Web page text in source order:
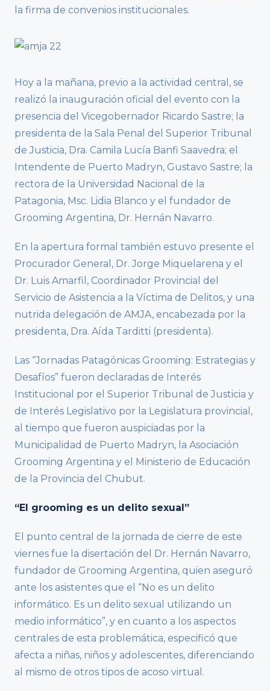
la firma de convenios institucionales.
Hoy a la mañana, previo a la actividad central, se
realizó la inauguración oficial del evento con la
presencia del Vicegobernador Ricardo Sastre; la
presidenta de la Sala Penal del Superior Tribunal
de Justicia, Dra. Camila Lucía Banfi Saavedra; el
Intendente de Puerto Madryn, Gustavo Sastre; la
rectora de la Universidad Nacional de la
Patagonia, Msc. Lidia Blanco y el fundador de
Grooming Argentina, Dr. Hernán Navarro.
En la apertura formal también estuvo presente el
Procurador General, Dr. Jorge Miquelarena y el
Dr. Luis Amarfil, Coordinador Provincial del
Servicio de Asistencia a la Víctima de Delitos, y una
nutrida delegación de AMJA, encabezada por la
presidenta, Dra. Aída Tarditti (presidenta).
Las “Jornadas Patagónicas Grooming: Estrategias y
Desafíos” fueron declaradas de Interés
Institucional por el Superior Tribunal de Justicia y
de Interés Legislativo por la Legislatura provincial,
al tiempo que fueron auspiciadas por la
Municipalidad de Puerto Madryn, la Asociación
Grooming Argentina y el Ministerio de Educación
de la Provincia del Chubut.
“El grooming es un delito sexual”
El punto central de la jornada de cierre de este
viernes fue la disertación del Dr. Hernán Navarro,
fundador de Grooming Argentina, quien aseguró
ante los asistentes que el “No es un delito
informático. Es un delito sexual utilizando un
medio informático”, y en cuanto a los aspectos
centrales de esta problemática, especificó que
afecta a niñas, niños y adolescentes, diferenciando
al mismo de otros tipos de acoso virtual.